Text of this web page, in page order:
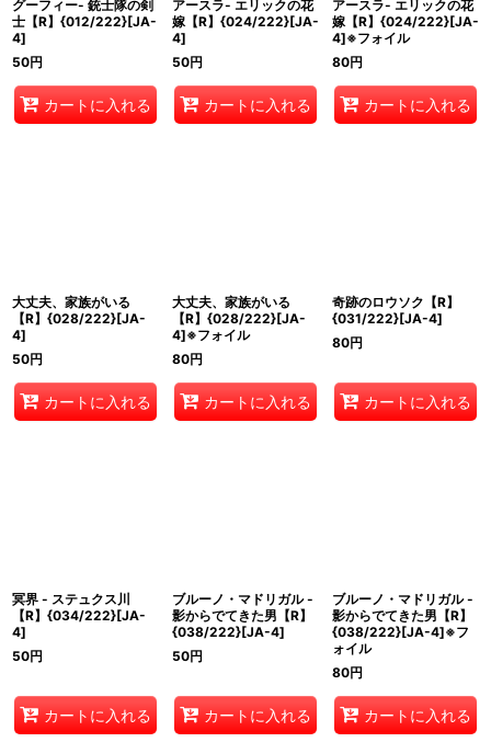
グーフィー- 銃士隊の剣
士【R】{012/222}[JA-
4]
50円
カートに入れる
アースラ- エリックの花
嫁【R】{024/222}[JA-
4]
50円
カートに入れる
アースラ- エリックの花
嫁【R】{024/222}[JA-
4]※フォイル
80円
カートに入れる
大丈夫、家族がいる
【R】{028/222}[JA-
4]
50円
カートに入れる
大丈夫、家族がいる
【R】{028/222}[JA-
4]※フォイル
80円
カートに入れる
奇跡のロウソク【R】
{031/222}[JA-4]
80円
カートに入れる
冥界 - ステュクス川
【R】{034/222}[JA-
4]
50円
カートに入れる
ブルーノ・マドリガル -
影からでてきた男【R】
{038/222}[JA-4]
50円
カートに入れる
ブルーノ・マドリガル -
影からでてきた男【R】
{038/222}[JA-4]※フ
ォイル
80円
カートに入れる